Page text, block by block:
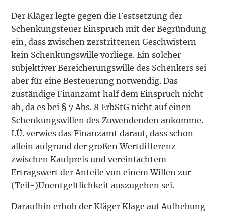
Der Kläger legte gegen die Festsetzung der
Schenkungsteuer Einspruch mit der Begründung
ein, dass zwischen zerstrittenen Geschwistern
kein Schenkungswille vorliege. Ein solcher
subjektiver Bereicherungswille des Schenkers sei
aber für eine Besteuerung notwendig. Das
zuständige Finanzamt half dem Einspruch nicht
ab, da es bei § 7 Abs. 8 ErbStG nicht auf einen
Schenkungswillen des Zuwendenden ankomme.
I.Ü. verwies das Finanzamt darauf, dass schon
allein aufgrund der großen Wertdifferenz
zwischen Kaufpreis und vereinfachtem
Ertragswert der Anteile von einem Willen zur
(Teil-)Unentgeltlichkeit auszugehen sei.
Daraufhin erhob der Kläger Klage auf Aufhebung